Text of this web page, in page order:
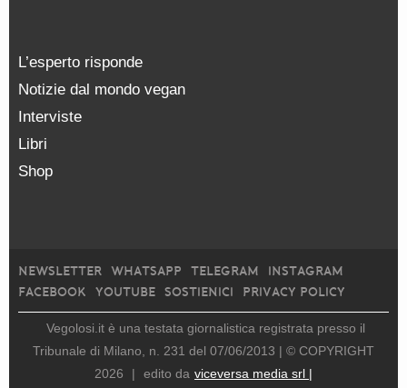
L’esperto risponde
Notizie dal mondo vegan
Interviste
Libri
Shop
NEWSLETTER WHATSAPP TELEGRAM
INSTAGRAM
FACEBOOK
YOUTUBE SOSTIENICI PRIVACY POLICY
Vegolosi.it è una testata giornalistica registrata presso il
Tribunale di Milano, n. 231 del 07/06/2013 | © COPYRIGHT
2026
| edito da viceversa media srl |